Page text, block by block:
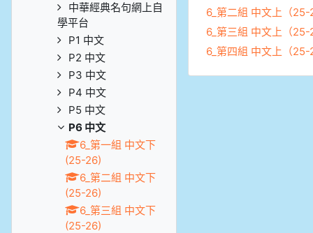
6_第二組 中文上（25-
6_第三組 中文上（25-
6_第四組 中文上（25-
中華經典名句網上自
學平台
P1 中文
P2 中文
P3 中文
P4 中文
P5 中文
P6 中文
6_第一組 中文下
(25-26)
6_第二組 中文下
(25-26)
6_第三組 中文下
(25-26)